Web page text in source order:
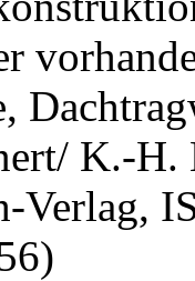
K.-H.
Verlag,